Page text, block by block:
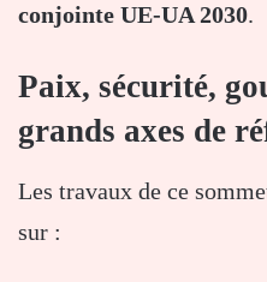
conjointe UE-UA 2030.
Paix, sécurité,
grands axes de
Les travaux de ce
sur :